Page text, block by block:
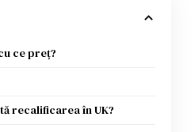
ce preț?
recalificarea în UK?